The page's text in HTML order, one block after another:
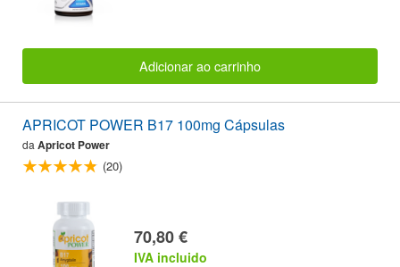
Adicionar ao carrinho
APRICOT POWER B17 100mg Cápsulas
daApricot Power
(20)
70,80 €
IVA incluido